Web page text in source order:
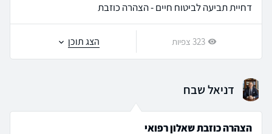
דחיית תביעה לביטוח חיים - הצהרה כוזבת
323 צפיות הצג תוכן
דניאל שבח
הצהרה כוזבת שאלון רפואי